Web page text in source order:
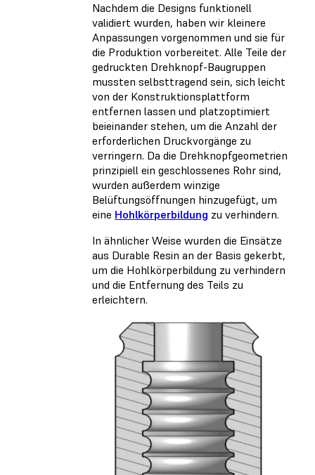
Nachdem die Designs funktionell
validiert wurden, haben wir kleinere
Anpassungen vorgenommen und sie für
die Produktion vorbereitet. Alle Teile der
gedruckten Drehknopf-Baugruppen
mussten selbsttragend sein, sich leicht
von der Konstruktionsplattform
entfernen lassen und platzoptimiert
beieinander stehen, um die Anzahl der
erforderlichen Druckvorgänge zu
verringern. Da die Drehknopfgeometrien
prinzipiell ein geschlossenes Rohr sind,
wurden außerdem winzige
Belüftungsöffnungen hinzugefügt, um
eine Hohlkörperbildung zu verhindern.
In ähnlicher Weise wurden die Einsätze
aus Durable Resin an der Basis gekerbt,
um die Hohlkörperbildung zu verhindern
und die Entfernung des Teils zu
erleichtern.